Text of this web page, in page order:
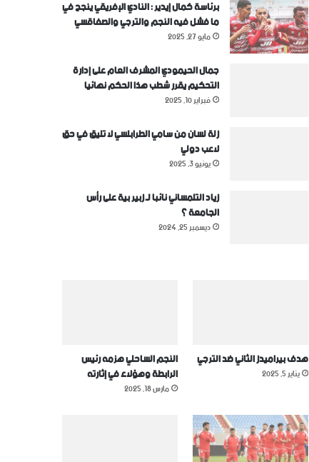
برئاسة كمال إيدير : النادي الإفريقي ينجح في
ما فشل فيه النجم والترجي والصفاقسي
مايو 27, 2025
جمال الحيمودي المشرف العام على إدارة
التحكيم يقرر شطب هذا الحكم نهائيا
فبراير 10, 2025
زلة لسان من سامي الطرابلسي لا تليق في حق
لاعب دولي
يونيو 3, 2025
زياد التلمساني نائبا لـ زبير بية على رأس
الجامعة ؟
ديسمبر 25, 2024
هدف بيراميدز الثاني ضد الترجي
يناير 5, 2025
النجم الساحلي هزمه رئيس
الرابطة وهؤلاء في إثارته
مارس 18, 2025